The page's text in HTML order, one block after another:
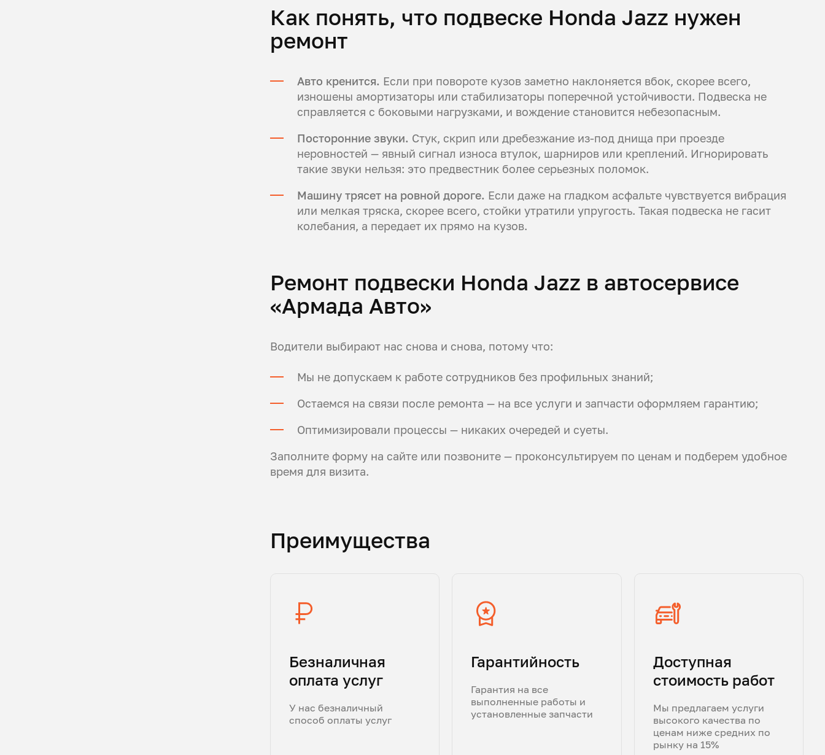
Как понять, что подвеске Honda Jazz нужен
ремонт
Авто кренится. Если при повороте кузов заметно наклоняется вбок, скорее всего,
изношены амортизаторы или стабилизаторы поперечной устойчивости. Подвеска не
справляется с боковыми нагрузками, и вождение становится небезопасным.
Посторонние звуки. Стук, скрип или дребезжание из-под днища при проезде
неровностей — явный сигнал износа втулок, шарниров или креплений. Игнорировать
такие звуки нельзя: это предвестник более серьезных поломок.
Машину трясет на ровной дороге. Если даже на гладком асфальте чувствуется вибрация
или мелкая тряска, скорее всего, стойки утратили упругость. Такая подвеска не гасит
колебания, а передает их прямо на кузов.
Ремонт подвески Honda Jazz в автосервисе
«Армада Авто»
Водители выбирают нас снова и снова, потому что:
Мы не допускаем к работе сотрудников без профильных знаний;
Остаемся на связи после ремонта — на все услуги и запчасти оформляем гарантию;
Оптимизировали процессы — никаких очередей и суеты.
Заполните форму на сайте или позвоните — проконсультируем по ценам и подберем удобное
время для визита.
Преимущества
Безналичная
оплата услуг
У нас безналичный
способ оплаты услуг
Гарантийность
Гарантия на все
выполненные работы и
установленные запчасти
Доступная
стоимость работ
Мы предлагаем услуги
высокого качества по
ценам ниже средних по
рынку на 15%